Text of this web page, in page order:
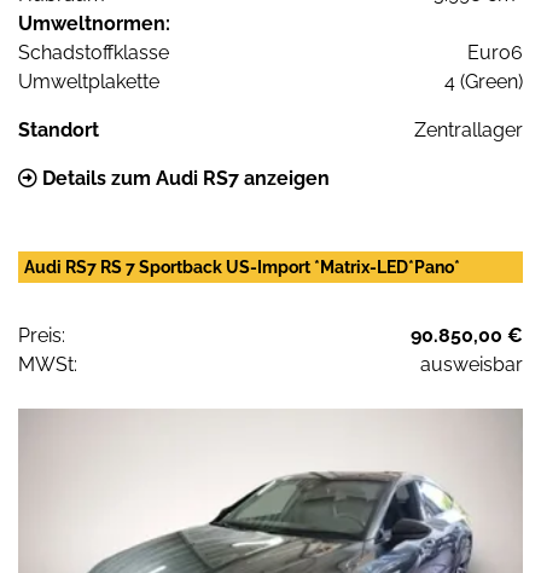
Umweltnormen:
Schadstoffklasse
Euro6
Umweltplakette
4 (Green)
Standort Zentrallager
Details zum Audi RS7 anzeigen
Audi RS7 RS 7 Sportback US-Import *Matrix-LED*Pano*
Preis:
90.850,00 €
MWSt:
ausweisbar